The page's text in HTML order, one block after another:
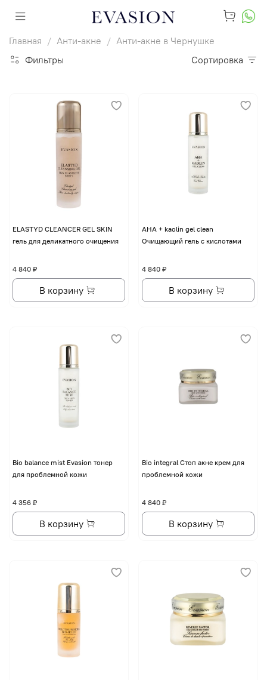
Главная Анти-акне
Анти-акне в Чернушке
Фильтры
Сортировка
ELASTYD CLEANCER GEL SKIN
гель для деликатного очищения
4 840 ₽
В корзину
AHA + kaolin gel clean
Очищающий гель с кислотами
4 840 ₽
В корзину
Bio balance mist Evasion тонер
для проблемной кожи
4 356 ₽
В корзину
Bio integral Стоп акне крем для
проблемной кожи
4 840 ₽
В корзину